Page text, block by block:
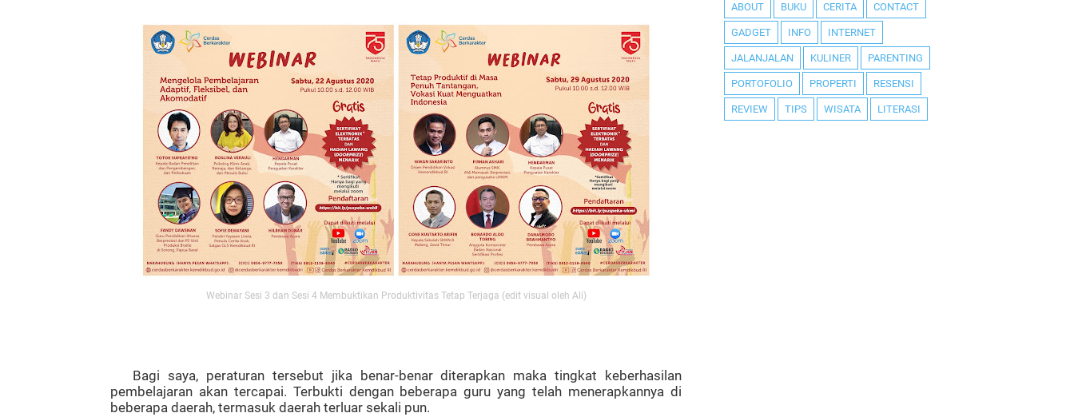
Webinar Sesi 3 dan Sesi 4 Membuktikan Produktivitas Tetap Terjaga (edit visual oleh Ali)
Bagi saya, peraturan tersebut jika benar-benar diterapkan maka tingkat keberhasilan
pembelajaran akan tercapai. Terbukti dengan beberapa guru yang telah menerapkannya di
beberapa daerah, termasuk daerah terluar sekali pun.
ABOUT BUKU CERITA CONTACT
GADGET INFO INTERNET
JALANJALAN KULINER PARENTING
PORTOFOLIO PROPERTI RESENSI
REVIEW TIPS WISATA LITERASI